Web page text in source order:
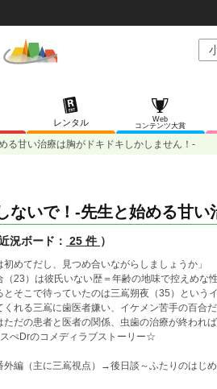
レンタル
Web
コンテンツ大賞
る甘い治療は胸がドキドキしかしません！‐
ないで！‐先生と始める甘
近況ボード： 25 件 ）
初めてだし、見つめ合いながらしましょうか」
（23）は彼氏いない歴＝年齢の地味で控えめな
とそこで待っていたのは三嶌朔夜（35）という
くれる三嶌に歯医者嫌い、イケメン苦手の百合
ただの患者と医者の関係、虫歯の治療が終われ
ぺDrのコメディラブストーリー☆
編（主に三嶌視点）→後日談～ふたりのはじめ